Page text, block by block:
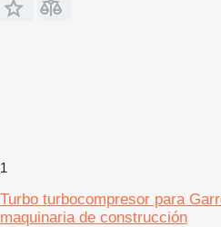
1
Turbo turbocompresor para
maquinaria de construcción